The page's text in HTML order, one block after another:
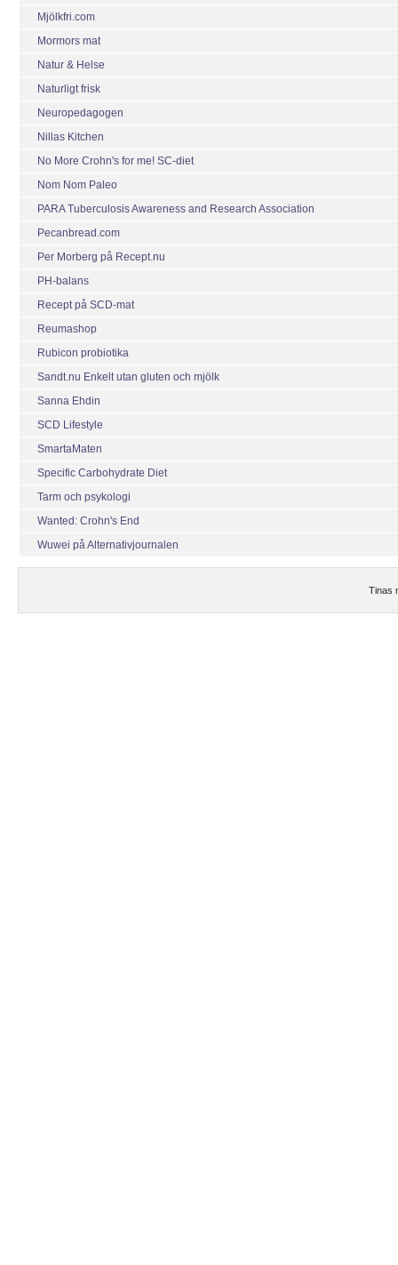
Mjölkfri.com
Mormors mat
Natur & Helse
Naturligt frisk
Neuropedagogen
Nillas Kitchen
No More Crohn's for me! SC-diet
Nom Nom Paleo
PARA Tuberculosis Awareness and Research Association
Pecanbread.com
Per Morberg på Recept.nu
PH-balans
Recept på SCD-mat
Reumashop
Rubicon probiotika
Sandt.nu Enkelt utan gluten och mjölk
Sanna Ehdin
SCD Lifestyle
SmartaMaten
Specific Carbohydrate Diet
Tarm och psykologi
Wanted: Crohn's End
Wuwei på Alternativjournalen
Tinas